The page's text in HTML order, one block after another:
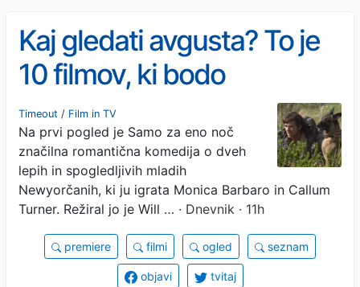
Kaj gledati avgusta? To je
10 filmov, ki bodo
zaznamovali poletni
mesec
Timeout / Film in TV
Na prvi pogled je Samo za eno noč
značilna romantična komedija o dveh
lepih in spogledljivih mladih
Newyorčanih, ki ju igrata Monica Barbaro in Callum
Turner. Režiral jo je Will … · Dnevnik · 11h
premiere filmi ogled seznam
objavi tvitaj